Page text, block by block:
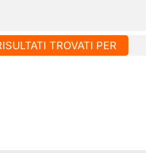
TROVATI PER